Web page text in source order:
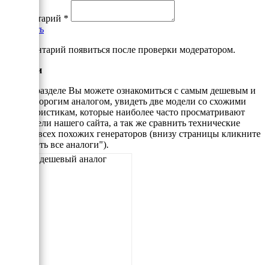
Комментарий *
Добавить
*Комментарий появиться после проверки модератором.
Аналоги
В этом разделе Вы можете ознакомиться с самым дешевым и
самым дорогим аналогом, увидеть две модели со схожими
характеристикам, которые наиболее часто просматривают
посетители нашего сайта, а так же сравнить технические
данные всех похожих генераторов (внизу страницы кликните
"Смотреть все аналоги").
Самый дешевый аналог